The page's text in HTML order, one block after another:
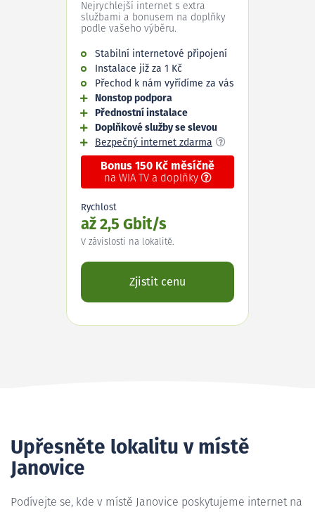
Nejrychlejší internet s extra
službami a bonusem na doplňky
podle vašeho výběru.
Stabilní internetové připojení
Instalace již za 1 Kč
Přechod k nám vyřídíme za vás
Nonstop podpora
Přednostní instalace
Doplňkové služby se slevou
Bezpečný internet zdarma
Bonus 150 Kč měsíčně
na WIA TV a doplňky
Rychlost
až 2,5 Gbit/s
V závislosti na lokalitě.
Zjistit cenu
Upřesněte lokalitu v místě
Janovice
Podívejte se, kde v místě Janovice poskytujeme internet na